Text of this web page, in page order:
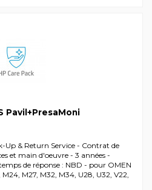
Pavil+PresaMoni
Up & Return Service - Contrat de
et main d'oeuvre - 3 années -
de réponse : NBD - pour OMEN
M27, M32, M34, U28, U32, V22,